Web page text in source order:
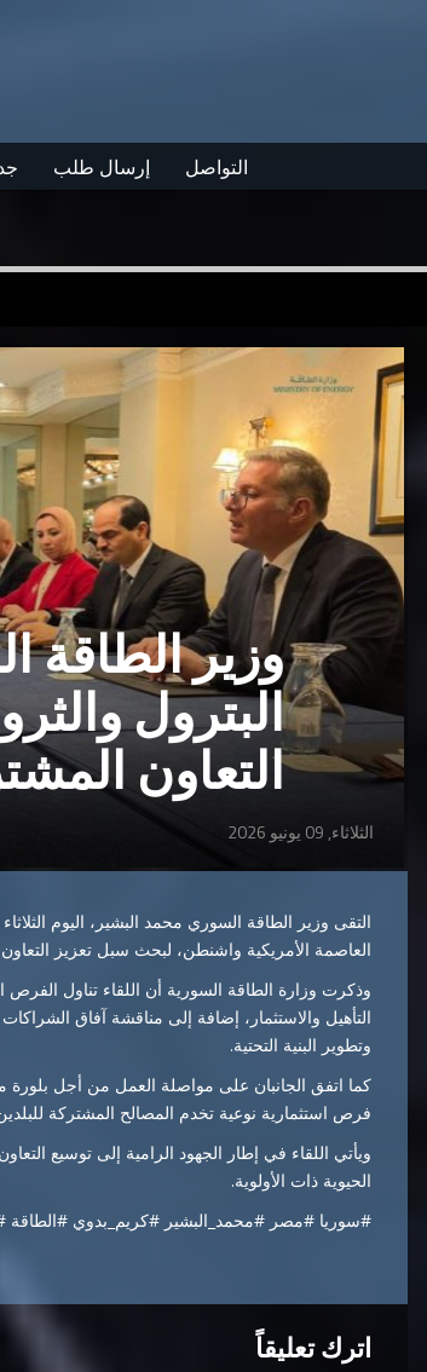
إرسال طلب التواصل
وزير الطاقة
البترول
التعاون
الثلاثاء, 09 يونيو 2026
التقى وزير الطاقة السوري محمد البشير ، اليوم الثلاثاء 9 حزيران، وزير البترول والثروة المعدنية المصري
العاصمة الأمريكية واشنطن، لبحث سبل تعزيز التعاون
وذكرت وزارة الطاقة السورية أن اللقاء تناول
التأهيل والاستثمار، إضافة إلى مناقشة آفاق
وتطوير البنية التحتية.
كما اتفق الجانبان على مواصلة العمل من أجل بلورة
فرص استثمارية نوعية تخدم المصالح المشتركة
ويأتي اللقاء في إطار الجهود الرامية إلى توسيع
الحيوية ذات الأولوية.
#سوريا #مصر #محمد_البشير #كريم_بدوي #الطاقة
اترك تعليقاً